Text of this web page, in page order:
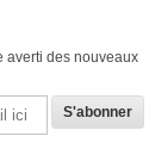
averti des nouveaux